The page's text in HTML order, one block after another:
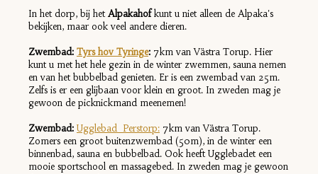
In het dorp, bij hetAlpakahofkunt u niet alleen de Alpaka's
bekijken, maar ook veel andere dieren.
Zwembad: Tyrs hov Tyringe: 7km van Västra Torup. Hier
kunt u met het hele gezin in de winter zwemmen, sauna nemen
en van het bubbelbad genieten. Er is een zwembad van 25m.
Zelfs is er een glijbaan voor klein en groot. In zweden mag je
gewoon de picknickmand meenemen!
Zwembad: Ugglebad Perstorp: 7km van Västra Torup.
Zomers een groot buitenzwembad (50m), in de winter een
binnenbad, sauna en bubbelbad. Ook heeft Ugglebadet een
mooie sportschool en massagebed. In zweden mag je gewoon